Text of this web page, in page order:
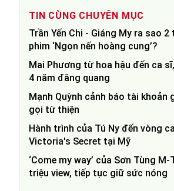
TIN CÙNG CHUYÊN MỤC
Trần Yến Chi - Giáng My ra sao
phim ‘Ngọn nến hoàng cung’?
Mai Phương từ hoa hậu đến ca
4 năm đăng quang
Mạnh Quỳnh cảnh báo tài khoản
gọi từ thiện
Hành trình của Tú Ny đến vòng
Victoria's Secret tại Mỹ
‘Come my way’ của Sơn Tùng
triệu view, tiếp tục giữ sức nóng